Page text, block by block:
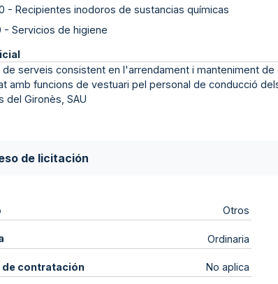
- Recipientes inodoros de sustancias químicas
- Servicios de higiene
de serveis consistent en l'arrendament i manteniment
amb funcions de vestuari pel personal de conducció
del Gironès, SAU
de licitación
Otros
Ordinaria
de contratación No aplica